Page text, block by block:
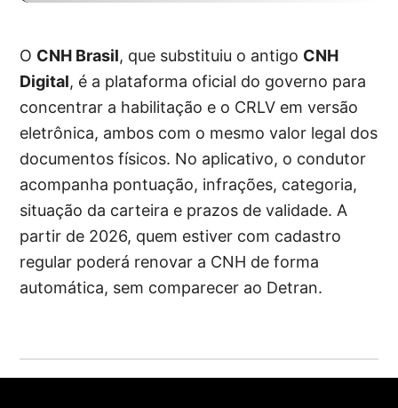
O CNH Brasil, que substituiu o antigo CNH
Digital, é a plataforma oficial do governo para
concentrar a habilitação e o CRLV em versão
eletrônica, ambos com o mesmo valor legal dos
documentos físicos. No aplicativo, o condutor
acompanha pontuação, infrações, categoria,
situação da carteira e prazos de validade. A
partir de 2026, quem estiver com cadastro
regular poderá renovar a CNH de forma
automática, sem comparecer ao Detran.